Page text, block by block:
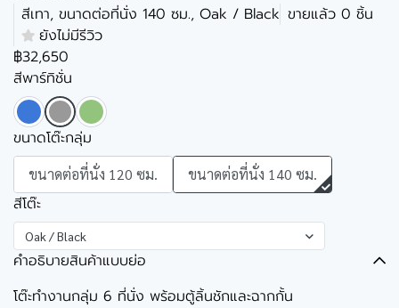
สีเทา, ขนาดต่อที่นั่ง 140 ซม., Oak / Black ขายแล้ว 0 ชิ้น
ยังไม่มีรีวิว
฿32,650
สีพาร์ทิชั่น
ขนาดโต๊ะกลุ่ม
ขนาดต่อที่นั่ง 120 ซม. ขนาดต่อที่นั่ง 140 ซม.
สีโต๊ะ
Oak / Black
คำอธิบายสินค้าแบบย่อ
โต๊ะทำงานกลุ่ม 6 ที่นั่ง พร้อมตู้ลิ้นชักและฉากกั้น